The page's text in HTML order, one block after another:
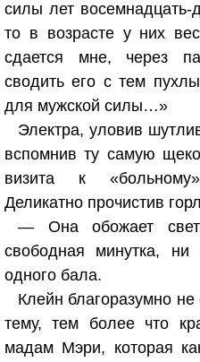
силы лет
то в возрасте у них
сдается мне, через
сводить его с тем
для мужской силы…»
Электра, уловив
вспомнив ту самую
визита к
Деликатно прочистив
— Она обожает
свободная минутка,
одного бала.
Клейн благоразумно не
тему, тем более что
мадам Мэри, которая